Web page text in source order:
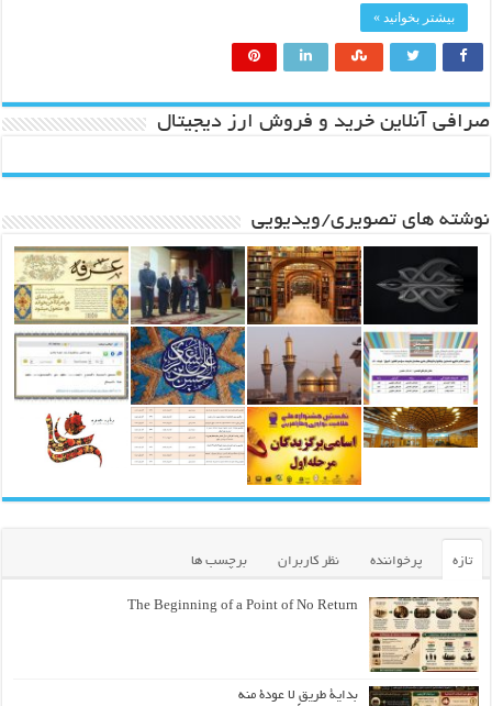
بیشتر بخوانید »
صرافی آنلاین خرید و فروش ارز دیجیتال
نوشته های تصویری/ویدیویی
تازه پرخواننده نظر کاربران برچسب ها
The Beginning of a Point of No Return
بداية طريقٍ لا عودة منه